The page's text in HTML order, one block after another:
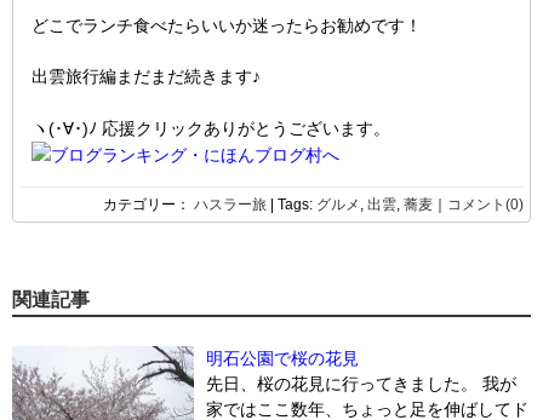
どこでランチ食べたらいいか迷ったらお勧めです！
出雲旅行編まだまだ続きます♪
ヽ(･∀･)ﾉ 応援クリックありがとうございます。
カテゴリー： ハスラー旅 | Tags: グルメ 出雲 蕎麦 ｜ コメント(0)
関連記事
明石公園で桜の花見
先日、桜の花見に行ってきました。 我が
家ではここ数年、ちょっと足を伸ばしてド